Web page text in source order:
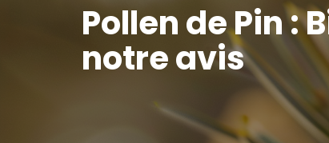
Pollen de Pin
notre avis